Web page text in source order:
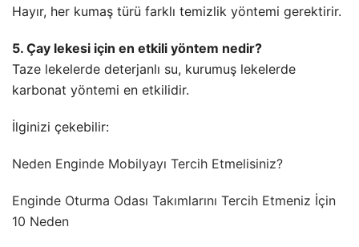
Hayır, her kumaş türü farklı temizlik yöntemi gerektirir.
5. Çay lekesi için en etkili yöntem nedir?
Taze lekelerde deterjanlı su, kurumuş lekelerde
karbonat yöntemi en etkilidir.
İlginizi çekebilir:
Neden Enginde Mobilyayı Tercih Etmelisiniz?
Enginde Oturma Odası Takımlarını Tercih Etmeniz İçin
10 Neden